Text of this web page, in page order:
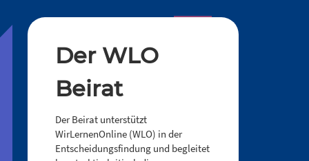
Der WLO
Beirat
Der Beirat unterstützt
WirLernenOnline (WLO) in der
Entscheidungsfindung und begleitet